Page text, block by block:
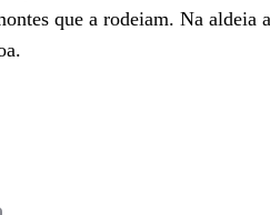
que a rodeiam. Na